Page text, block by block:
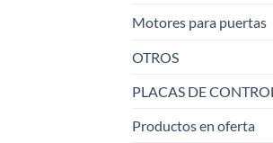
Motores para puertas
OTROS
PLACAS DE
Productos en oferta